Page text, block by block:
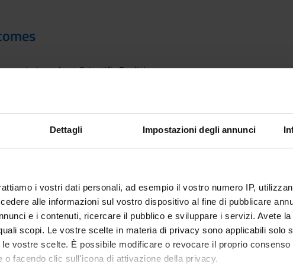
Dettagli Impostazioni degli annunci
i vostri dati personali, ad esempio il vostro numero IP,
alle informazioni sul vostro dispositivo al fine di pubblicare
e i contenuti, ricercare il pubblico e sviluppare i servizi. Avete
scopi. Le vostre scelte in materia di privacy sono applicabili solo
vostre scelte. È possibile modificare o revocare il proprio
o facendo clic sull'icona di attivazione della privacy.
vocabulary about Scientific English;
four main skills: Speaking, listening, reading, writing) focusing
English grammar and vocabulary;
ability of translation from English into Italian
of nursing, the nurse’s job, the nurse’s instruments
Practitioner, the doctor’s job, specialists, the doctor’s tools
divisions, the hospital staff, the hospital room, types of patients
body parts, common disorders related to some external parts,